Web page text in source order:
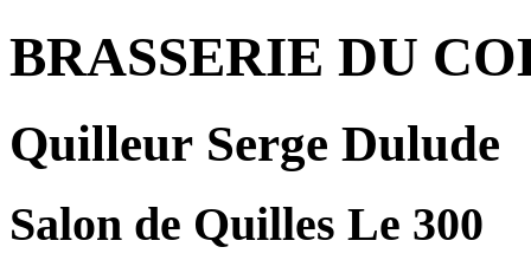
BRASSERIE DU
Quilleur Serge Dulude
Salon de Quilles Le 300